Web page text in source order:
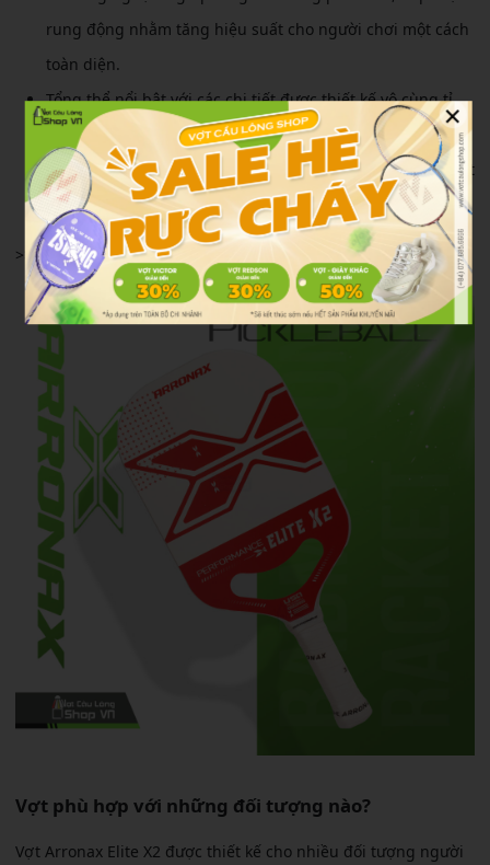
rung động nhằm tăng hiệu suất cho người chơi một cách
toàn diện.
Tổng thể nổi bật với các chi tiết được thiết kế vô cùng tỉ
mỉ, nhiều phiên bản màu sắc hiện đại để người chơi đa
dạng lựa chọn cùng với logo Arronax được in trên mặt vợt
nhằm khẳng định thương hiệu.
>>Xem thêm nhiều mẫu vợt pickleball tại Vợt Cầu Lông Shop .
Vợt phù hợp với những đối tượng nào?
Vợt Arronax Elite X2 được thiết kế cho nhiều đối tượng người
×